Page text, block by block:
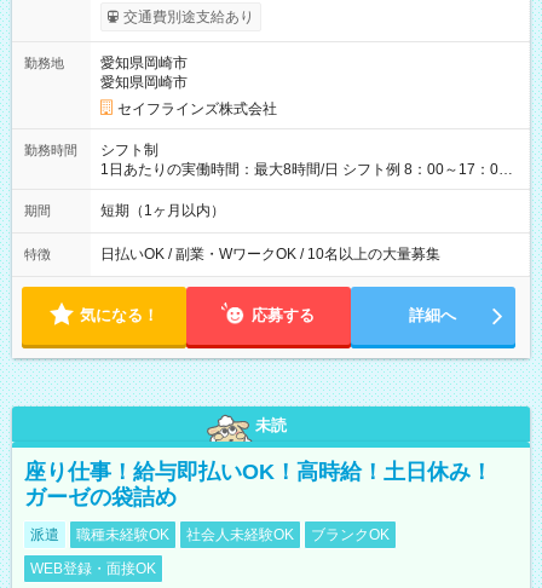
望者／条件有) ＜月収例＞ 日給10,600円×22日稼働＝23.5万円/
試用期間の長さ：3ヶ月 雇用形態、給与は本採用時と同じです。
交通費別途支給あり
勤務地
愛知県岡崎市
愛知県岡崎市
セイフラインズ株式会社
勤務時間
シフト制
1日あたりの実働時間：最大8時間/日 シフト例 8：00～17：00
21：00～6：00 ※現場によっては多少時間は前後します ▶残業
ほとんどなし！ ▶時間より早く終わることの方が多いと思いま
も日給は同額支給！
期間 短期（1ヶ月以内）
特徴 日払いOK / 副業・WワークOK / 10名以上の大量募集
気になる！ 応募する 詳細へ
未読
座り仕事！給与即払いOK！高時給！土日休み！
ガーゼの袋詰め
派遣 職種未経験OK 社会人未経験OK
ブランクOK
WEB登録・面接OK